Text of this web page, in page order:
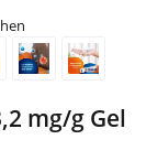
mg/g Gel